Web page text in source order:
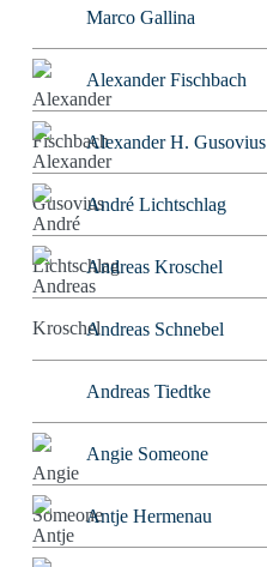
Marco Gallina
Alexander Fischbach
Alexander H. Gusovius
André Lichtschlag
Andreas Kroschel
Andreas Schnebel
Andreas Tiedtke
Angie Someone
Antje Hermenau